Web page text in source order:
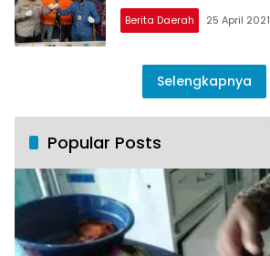
Berita Daerah 25 April 2021
Selengkapnya
Popular Posts